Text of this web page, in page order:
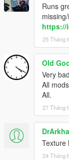
Runs
https://
25 Tháng
Old
Very
All
All.
27 Tháng
Texture
24 Tháng